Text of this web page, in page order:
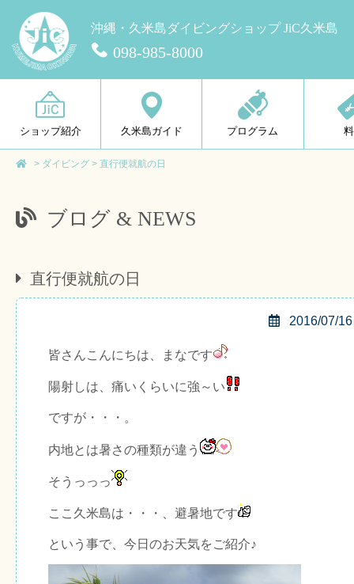
沖縄・久米島ダイビングショップ JiC久米島
098-985-8000
ショップ紹介 久米島ガイド プログラム
> ダイビング > 直行便就航の日
ブログ & NEWS
直行便就航の日
2016/07/16
皆さんこんにちは、まなです
陽射しは、痛いくらいに強～い
ですが・・・。
内地とは暑さの種類が違う
そうっっっ
ここ久米島は・・・、避暑地です
という事で、今日のお天気をご紹介♪